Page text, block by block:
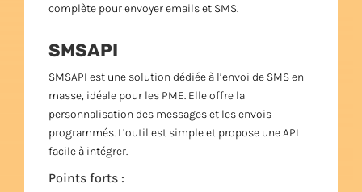
complète pour envoyer emails et SMS.
SMSAPI
SMSAPI est une solution dédiée à l’envoi de SMS en
masse, idéale pour les PME. Elle offre la
personnalisation des messages et les envois
programmés. L’outil est simple et propose une API
facile à intégrer.
Points forts :